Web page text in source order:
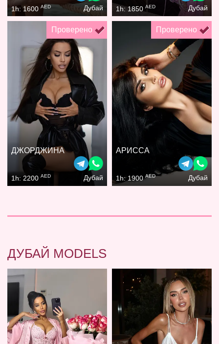
1h: 1600 AED Дубай 1h: 1850 AED Дубай
Проверено
ДЖОРДЖИНА
1h: 2200 AED Дубай
Проверено
АРИССА
1h: 1900AED Дубай
ДУБАЙ MODELS